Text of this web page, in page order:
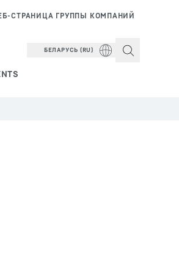
СТРАНИЦА ГРУППЫ КОМПАНИЙ
БЕЛАРУСЬ (RU)